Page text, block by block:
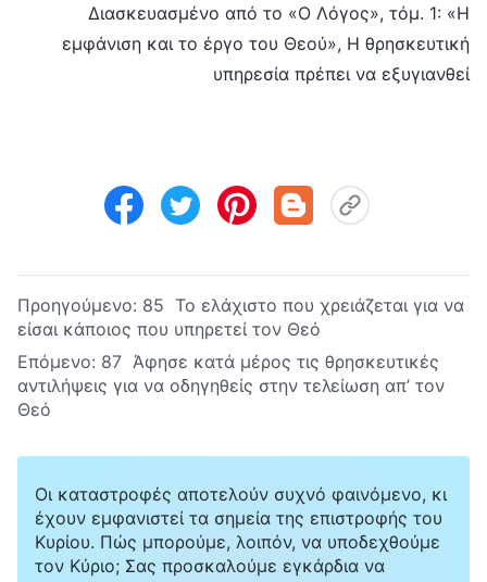
Διασκευασμένο από το «Ο Λόγος», τόμ. 1: «Η
εμφάνιση και το έργο του Θεού», Η θρησκευτική
υπηρεσία πρέπει να εξυγιανθεί
Προηγούμενο: 85 Το ελάχιστο που χρειάζεται για να
είσαι κάποιος που υπηρετεί τον Θεό
Επόμενο: 87 Άφησε κατά μέρος τις θρησκευτικές
αντιλήψεις για να οδηγηθείς στην τελείωση απ’ τον
Θεό
Οι καταστροφές αποτελούν συχνό φαινόμενο, κι
έχουν εμφανιστεί τα σημεία της επιστροφής του
Κυρίου. Πώς μπορούμε, λοιπόν, να υποδεχθούμε
τον Κύριο; Σας προσκαλούμε εγκάρδια να